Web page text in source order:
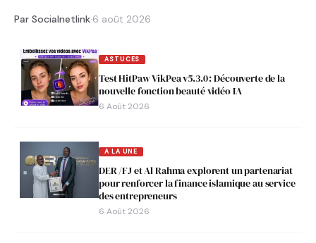
Par Socialnetlink·6 août 2026
ASTUCES
Test HitPaw VikPea v5.3.0 : Découverte de la
nouvelle fonction beauté vidéo IA
6 Août 2026
A LA UNE
DER /FJ et Al Rahma explorent un partenariat
pour renforcer la finance islamique au service
des entrepreneurs
6 Août 2026